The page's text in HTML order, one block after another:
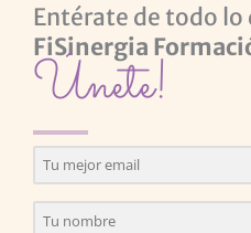
Entérate de todo lo
FiSinergia
Únete!